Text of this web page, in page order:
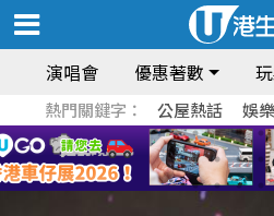
演唱會 優惠著數
熱門關鍵字： 公屋熱話 娛